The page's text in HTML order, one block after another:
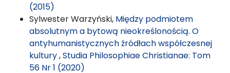
(2015)
Sylwester Warzyński, Między podmiotem
absolutnym a bytową nieokreślonością. O
antyhumanistycznych źródłach współczesnej
kultury,Studia Philosophiae Christianae: Tom
56 Nr 1 (2020)